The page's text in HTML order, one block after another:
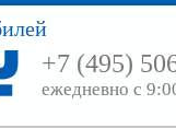
+7 (495)
ежедневно с